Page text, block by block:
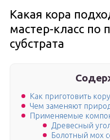
Какая кора
мастер-класс по
субстрата
Как приготовить
Чем заменяют
Применяемые
Древесный
Болотный мох